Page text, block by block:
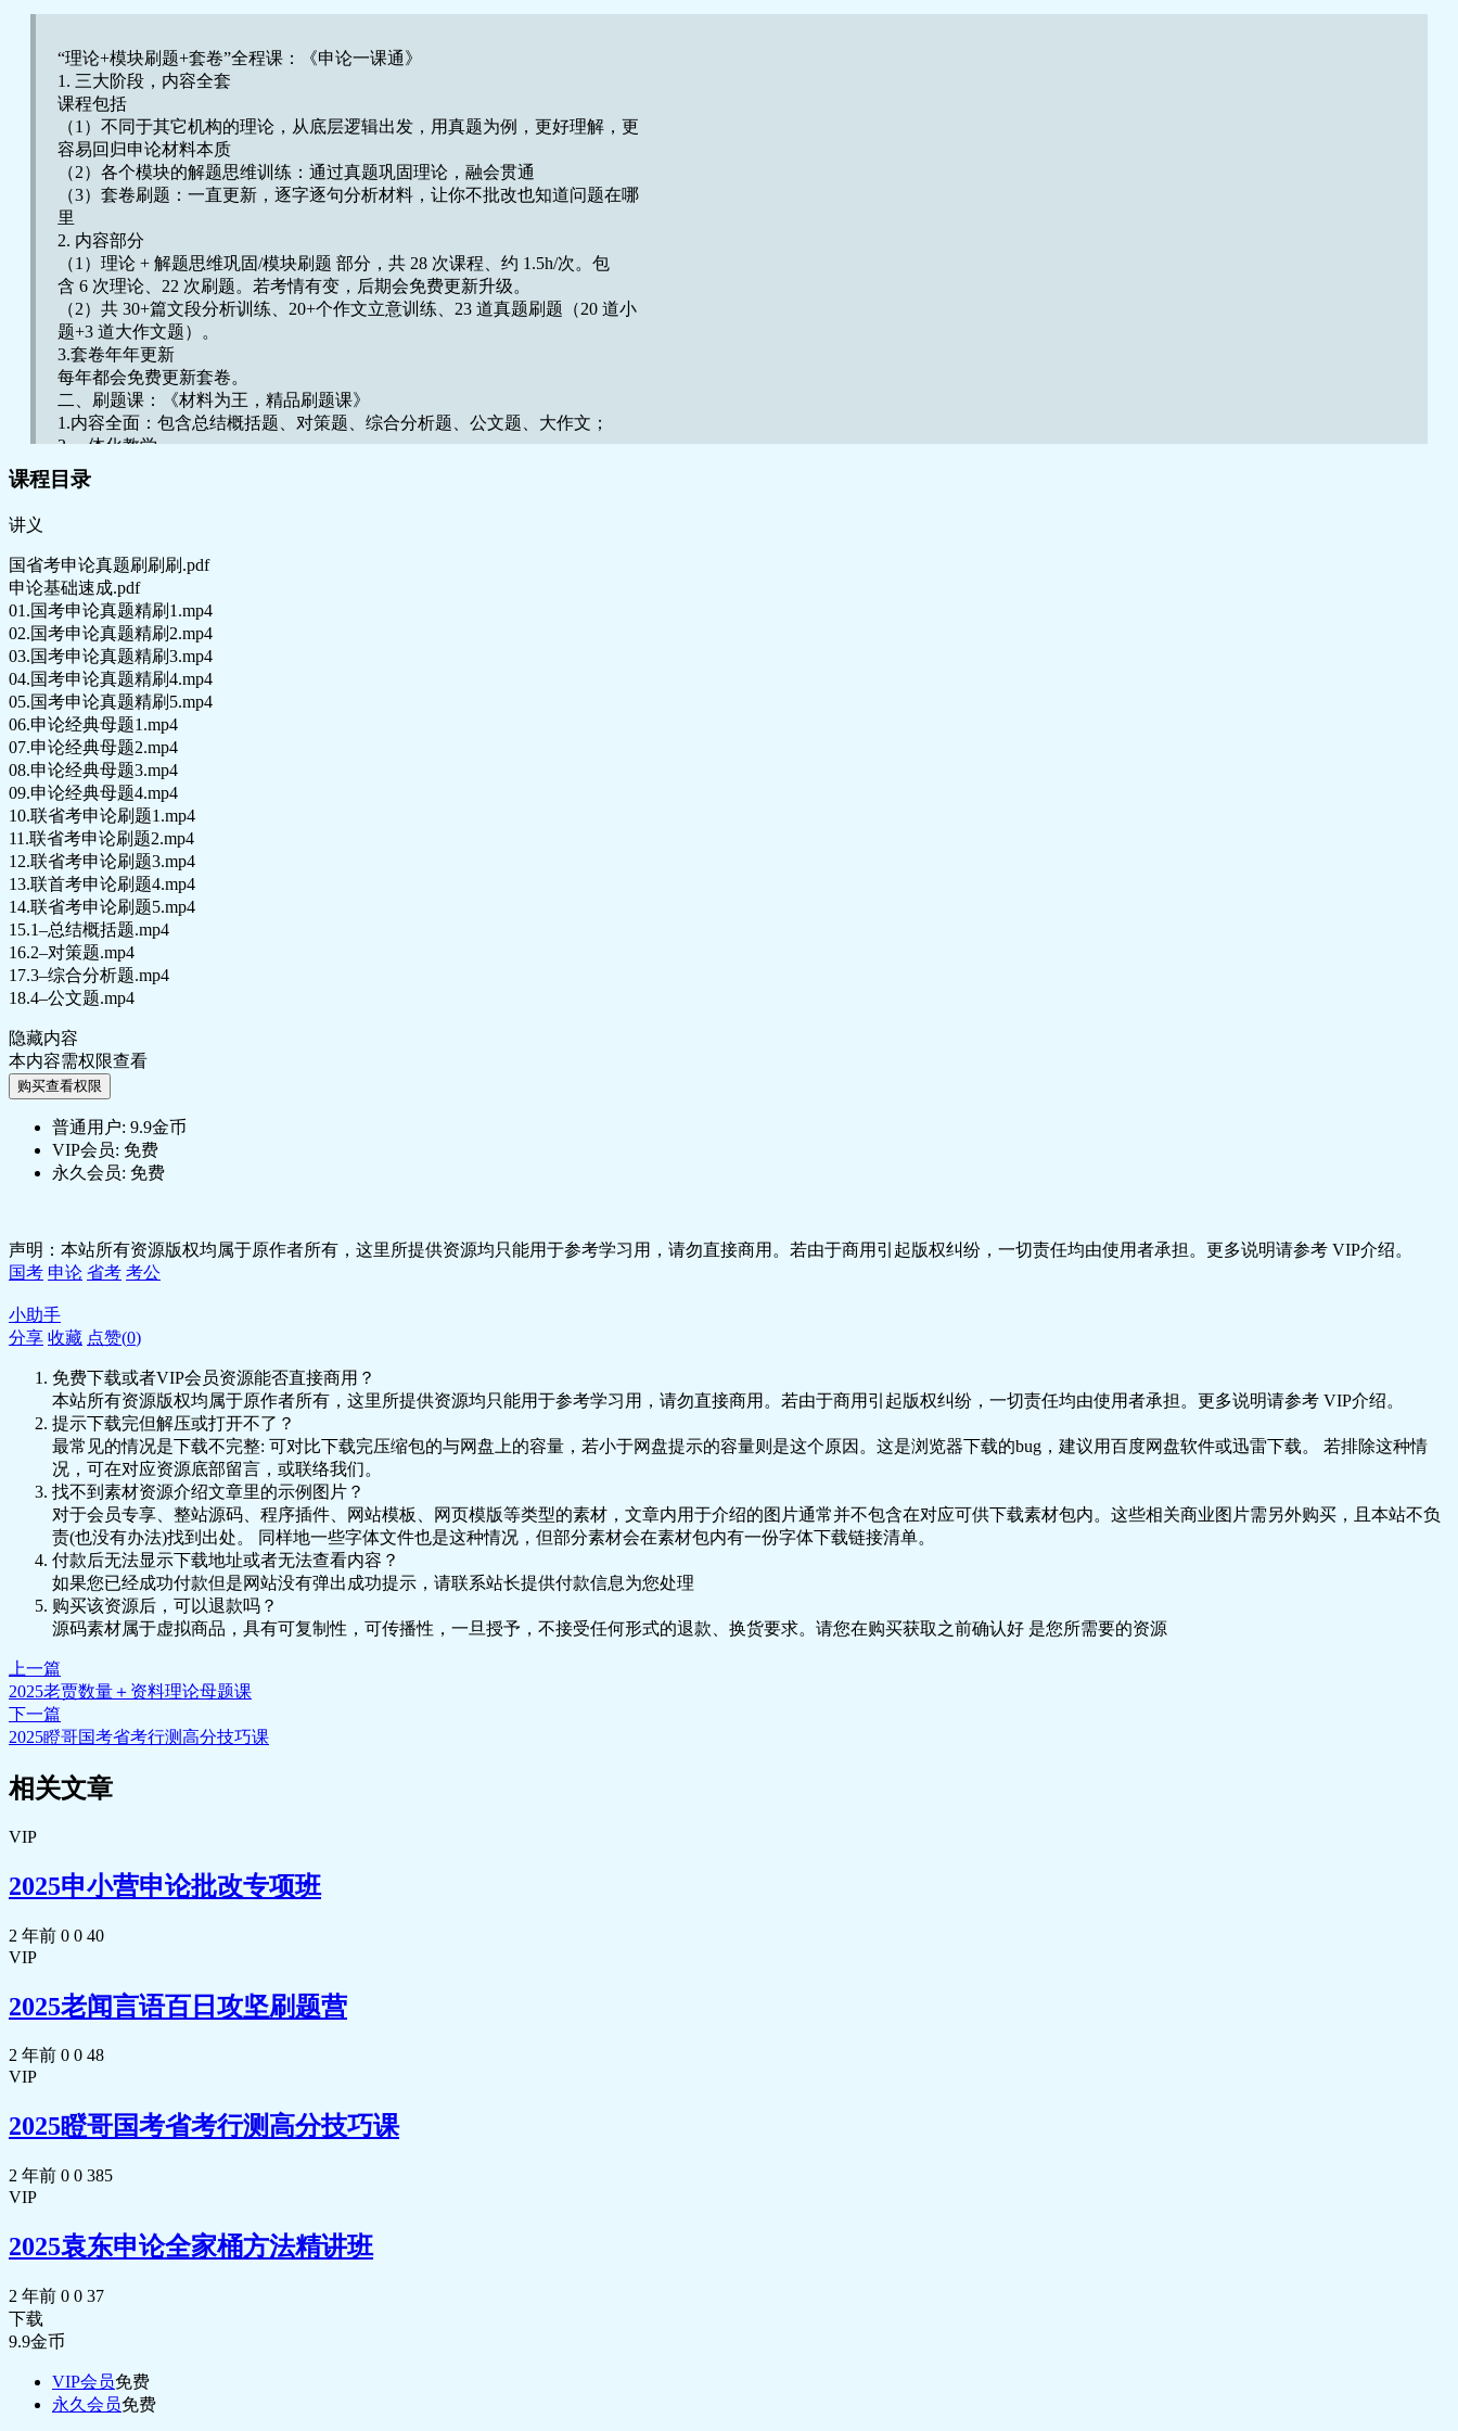
“理论+模块刷题+套卷”全程课：《申论一课通》
1. 三大阶段，内容全套
课程包括
（1 ）不同于其它机构的理论，从底层逻辑出发，用真题为例，更好理解，更
容易回归申论材料本质
（2）各个模块的解题思维训练：通过真题巩固理论，融会贯通
（3）套卷刷题：一直更新，逐字逐句分析材料，让你不批改也知道问题在哪
里
2. 内容部分
（1 ）理论 + 解题思维巩固/模块刷题 部分，共 28 次课程、约 1.5h/次。包
含 6 次理论、 22 次刷题。若考情有变，后期会免费更新升级。
（2）共 30+篇文段分析训练、 20+个作文立意训练、 23 道真题刷题（20 道小
题+3 道大作文题）。
3.套卷年年更新
每年都会免费更新套卷。
二、刷题课：《材料为王，精品刷题课》
1.内容全面：包含总结概括题、对策题、综合分析题、公文题、大作文；
2.
一体化教学
刷题
系统学申论；
4.精准考点定位
①分模块刷题和讲解， 系统掌握各类题型的解题思路；
②题目设置由易到难， 清晰易懂。
5.共 24 题、10 次课，包含
课程目录
讲义
国省考申论真题刷刷刷.pdf
申论基础速成.pdf
01.国考申论真题精刷1.mp4
02.国考申论真题精刷2.mp4
03.国考申论真题精刷3.mp4
04.国考申论真题精刷4.mp4
05.国考申论真题精刷5.mp4
06.申论经典母题1.mp4
07.申论经典母题2.mp4
08.申论经典母题3.mp4
09.申论经典母题4.mp4
10.联省考申论刷题1.mp4
11.联省考申论刷题2.mp4
12.联省考申论刷题3.mp4
13.联首考申论刷题4.mp4
14.联省考申论刷题5.mp4
15.1–总结概括题.mp4
16.2–对策题.mp4
17.3–综合分析题.mp4
18.4–公文题.mp4
隐藏内容
本内容需权限查看
购买查看权限
普通用户: 9.9金币
VIP会员: 免费
永久会员: 免费
声明：本站所有资源版权均属于原作者所有，这里所提供资源均只能用于参考学习用，请勿直接商用。若由于商用引起版权纠纷，一切责任均由使用者承担。更多说明请参考 VIP介绍。
国考 申论 省考 考公
小助手
分享 收藏 点赞(0)
免费下载或者VIP会员资源能否直接商用？
本站所有资源版权均属于原作者所有，这里所提供资源均只能用于参考学习用，请勿直接商用。若由于商用引起版权纠纷，一切责任均由使用者承担。更多说明请参考 VIP介绍。
提示下载完但解压或打开不了？
最常见的情况是下载不完整: 可对比下载完压缩包的与网盘上的容量，若小于网盘提示的容量则是这个原因。这是浏览器下载的bug，建议用百度网盘软件或迅雷下载。 若排除这种情
况，可在对应资源底部留言，或联络我们。
找不到素材资源介绍文章里的示例图片？
对于会员专享、整站源码、程序插件、网站模板、网页模版等类型的素材，文章内用于介绍的图片通常并不包含在对应可供下载素材包内。这些相关商业图片需另外购买，且本站不负
责(也没有办法)找到出处。 同样地一些字体文件也是这种情况，但部分素材会在素材包内有一份字体下载链接清单。
付款后无法显示下载地址或者无法查看内容？
如果您已经成功付款但是网站没有弹出成功提示，请联系站长提供付款信息为您处理
购买该资源后，可以退款吗？
源码素材属于虚拟商品，具有可复制性，可传播性，一旦授予，不接受任何形式的退款、换货要求。请您在购买获取之前确认好 是您所需要的资源
上一篇
2025老贾数量＋资料理论母题课
下一篇
2025瞪哥国考省考行测高分技巧课
相关文章
VIP
2025申小营申论批改专项班
2 年前 0 0 40
VIP
2025老闻言语百日攻坚刷题营
2 年前 0 0 48
VIP
2025瞪哥国考省考行测高分技巧课
2 年前 0 0 385
VIP
2025袁东申论全家桶方法精讲班
2 年前 0 0 37
下载
9.9金币
VIP会员免费
永久会员免费